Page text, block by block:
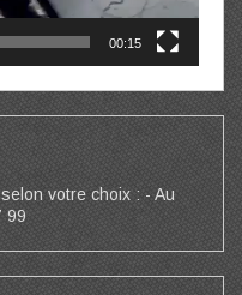
00:15
votre choix : - Au
99